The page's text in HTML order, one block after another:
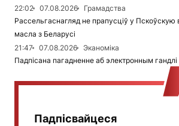
22:02
07.08.2026
Грамадства
Рассельгаснагляд не прапусціў у Пскоўскую
масла з Беларусі
21:47
07.08.2026
Эканоміка
Падпісана пагадненне аб электронным
Падпісвайцеся